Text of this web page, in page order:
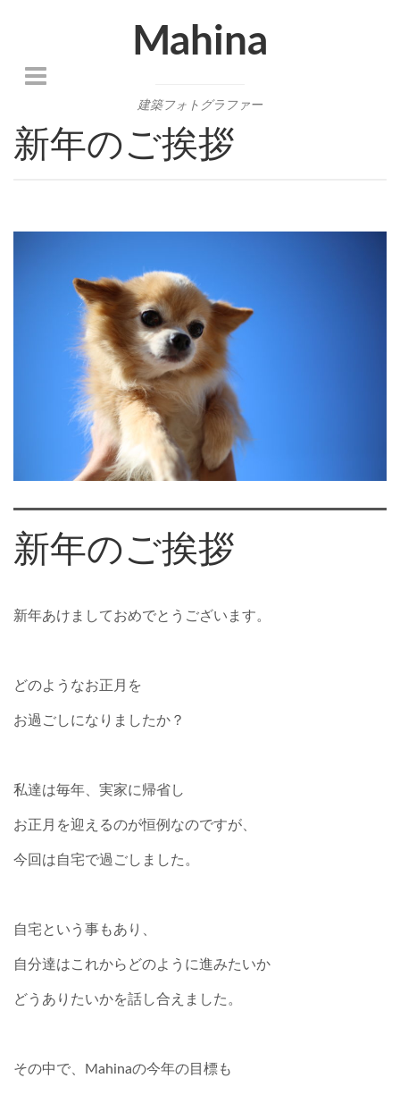
Mahina
建築フォトグラファー
新年のご挨拶
新年のご挨拶
新年あけましておめでとうございます。
どのようなお正月を
お過ごしになりましたか？
私達は毎年、実家に帰省し
お正月を迎えるのが恒例なのですが、
今回は自宅で過ごしました。
自宅という事もあり、
自分達はこれからどのように進みたいか
どうありたいかを話し合えました。
その中で、Mahinaの今年の目標も